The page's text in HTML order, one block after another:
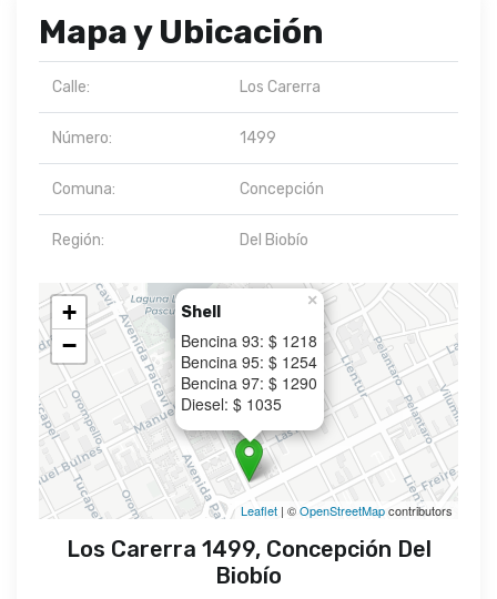
Mapa y Ubicación
Calle: Los Carerra
Número: 1499
Comuna: Concepción
Región: Del Biobío
Shell
Bencina 93: $ 1218
Bencina 95: $ 1254
Bencina 97: $ 1290
Diesel: $ 1035
×
+
−
Leaflet | ©OpenStreetMapcontributors
Los Carerra 1499, Concepción Del
Biobío